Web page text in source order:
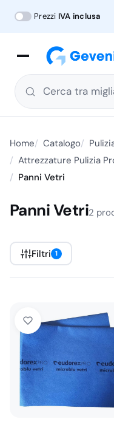
Prezzi IVA inclusa
Cerca tra
Home Catalogo
Attrezzature Pulizia
Panni Vetri
Panni Vetri2
Filtri 1